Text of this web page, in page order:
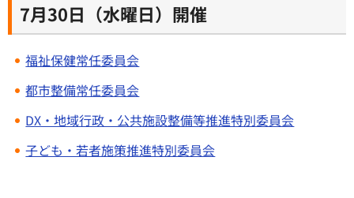
7月30日（水曜日）開催
福祉保健常任委員会
都市整備常任委員会
DX・地域行政・公共施設整備等推進特別委員会
子ども・若者施策推進特別委員会